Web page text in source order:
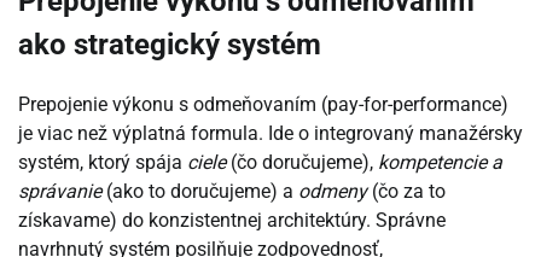
ako strategický systém
Prepojenie výkonu s odmeňovaním (pay-for-performance)
je viac než výplatná formula. Ide o integrovaný manažérsky
systém, ktorý spája ciele(čo doručujeme), kompetencie a
správanie(ako to doručujeme) a odmeny(čo za to
získavame) do konzistentnej architektúry. Správne
navrhnutý systém posilňuje zodpovednosť,